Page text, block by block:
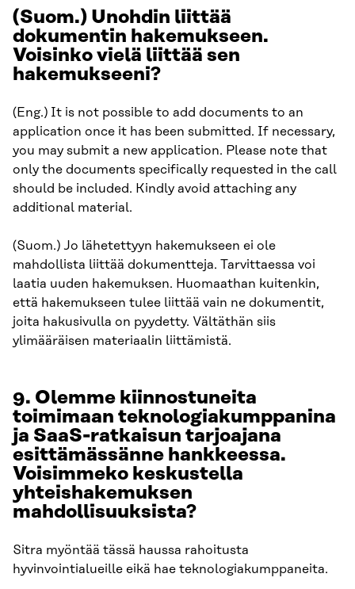
(Suom.) Unohdin liittää
dokumentin hakemukseen.
Voisinko vielä liittää sen
hakemukseeni?
(Eng.) It is not possible to add documents to an
application once it has been submitted. If necessary,
you may submit a new application. Please note that
only the documents specifically requested in the call
should be included. Kindly avoid attaching any
additional material.
(Suom.) Jo lähetettyyn hakemukseen ei ole
mahdollista liittää dokumentteja. Tarvittaessa voi
laatia uuden hakemuksen. Huomaathan kuitenkin,
että hakemukseen tulee liittää vain ne dokumentit,
joita hakusivulla on pyydetty. Vältäthän siis
ylimääräisen materiaalin liittämistä.
9. Olemme kiinnostuneita
toimimaan teknologiakumppanina
ja SaaS-ratkaisun tarjoajana
esittämässänne hankkeessa.
Voisimmeko keskustella
yhteishakemuksen
mahdollisuuksista?
Sitra myöntää tässä haussa rahoitusta
hyvinvointialueille eikä hae teknologiakumppaneita.